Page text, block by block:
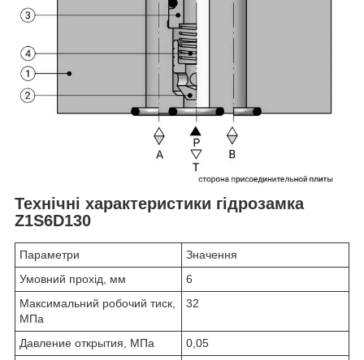
Технічні характеристики гідрозамка
Z1S6D130
Параметри
Значення
Умовний прохід, мм
6
Максимальний робочий тиск,
МПа
32
Давление открытия, МПа
0,05